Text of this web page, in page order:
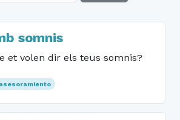
somnis
et volen dir els teus somnis?
asesoramiento